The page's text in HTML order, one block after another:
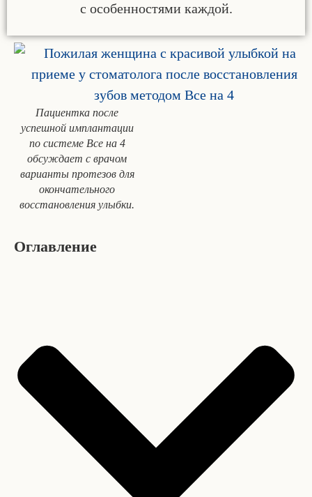
с особенностями каждой.
Пациентка после
успешной имплантации
по системе Все на 4
обсуждает с врачом
варианты протезов для
окончательного
восстановления улыбки.
Оглавление